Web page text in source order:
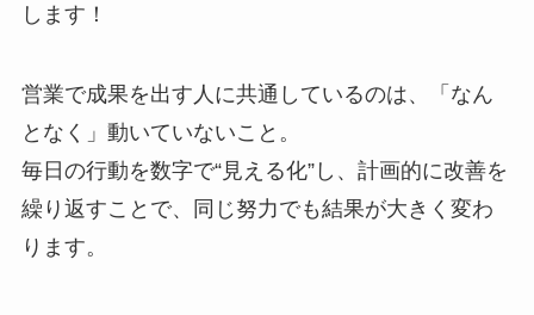
します！
営業で成果を出す人に共通しているのは、「なん
となく」動いていないこと。
毎日の行動を数字で“見える化”し、計画的に改善を
繰り返すことで、同じ努力でも結果が大きく変わ
ります。